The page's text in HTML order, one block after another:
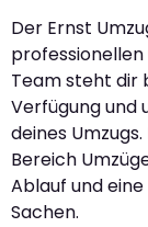
Der Ernst
professionellen
Team steht dir
Verfügung und
deines
Bereich
Ablauf und
Sachen.